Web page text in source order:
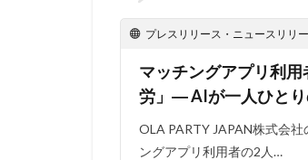
プレスリリース・ニュースリリ
マッチングアプリ利
労」― AIが一人ひと
OLA PARTY JAPAN株式会
ングアプリ利用者の2人…